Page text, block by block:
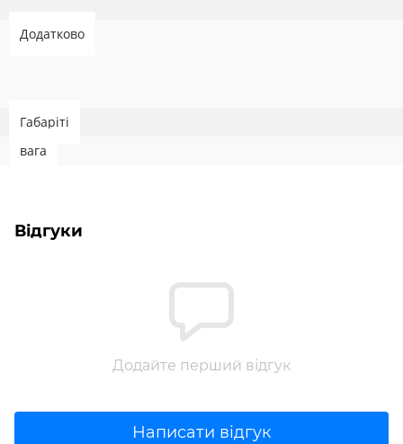
Додатково
Габаріті
вага
Відгуки
Додайте перший відгук
Написати відгук